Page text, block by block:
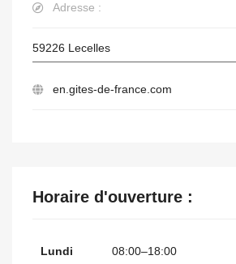
Adresse :
59226 Lecelles
en.gites-de-france.com
Horaire d'ouverture :
Lundi 08:00–18:00